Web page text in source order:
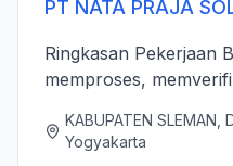
PT NATA PRAJA
Ringkasan Pekerjaan
memproses,
dan rawat jalan)
serta sesuai dengan ...
KABUPATEN SLEMAN,
Yogyakarta